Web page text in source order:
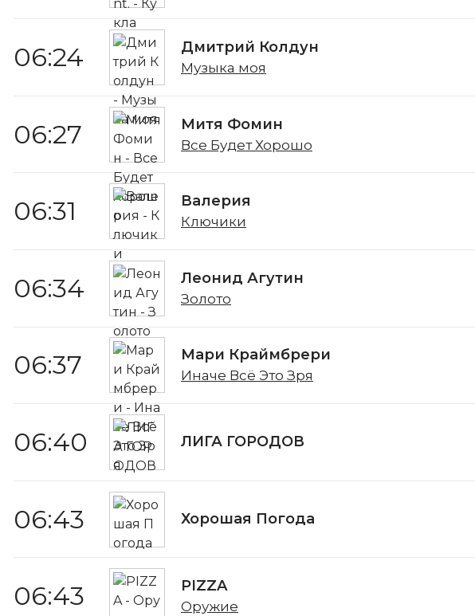
06:24 Дмитрий Колдун
Музыка моя
06:27 Митя Фомин
Все Будет Хорошо
06:31 Валерия
Ключики
06:34 Леонид Агутин
Золото
06:37 Мари Краймбрери
Иначе Всё Это Зря
06:40 ЛИГА ГОРОДОВ
06:43 Хорошая Погода
06:43 PIZZA
Оружие